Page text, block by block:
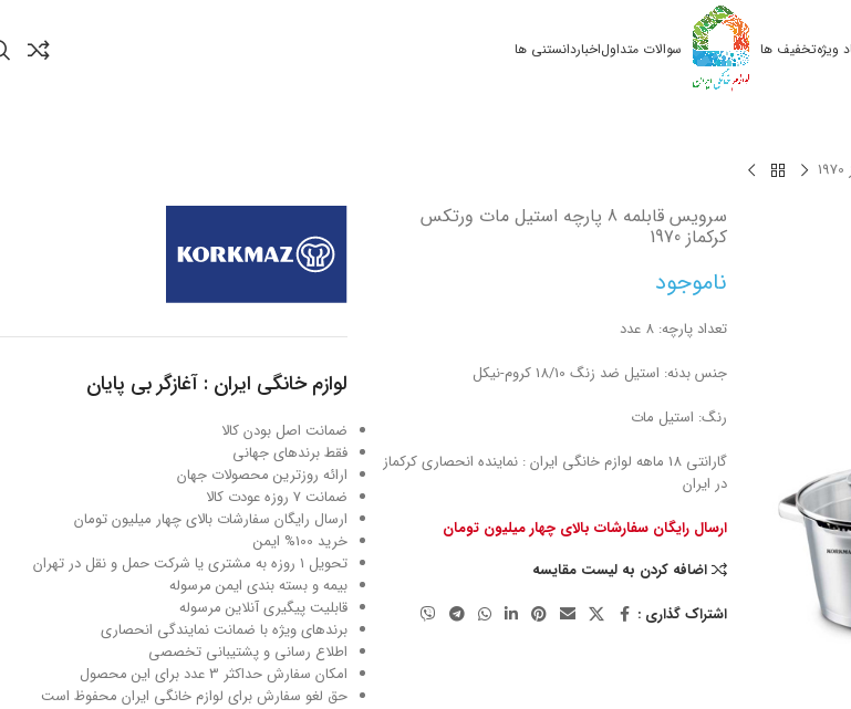
ویژهتخفیف ها سوالات متداولاخباردانستنی ها
سرویس قابلمه 8 پارچه استیل مات ورتکس
کرکماز 1970
ناموجود
تعداد پارچه: 8 عدد
جنس بدنه: استیل ضد زنگ 18/10 کروم-نیکل
رنگ: استیل مات
گارانتی 18 ماهه لوازم خانگی ایران : نماینده انحصاری کرکماز
در ایران
ارسال رایگان سفارشات بالای چهار میلیون تومان
اضافه کردن به لیست مقایسه
اشتراک گذاری :
لوازم خانگی ایران : آغازگر بی پایان
ضمانت اصل بودن کالا
فقط برندهای جهانی
ارائه روزترین محصولات جهان
ضمانت 7 روزه عودت کالا
ارسال رایگان سفارشات بالای چهار میلیون تومان
خرید 100% ایمن
تحویل ۱ روزه به مشتری یا شرکت حمل و نقل در تهران
بیمه و بسته بندی ایمن مرسوله
قابلیت پیگیری آنلاین مرسوله
برندهای ویژه با ضمانت نمایندگی انحصاری
اطلاع رسانی و پشتیبانی تخصصی
امکان سفارش حداکثر 3 عدد برای این محصول
حق لغو سفارش برای لوازم خانگی ایران محفوظ است